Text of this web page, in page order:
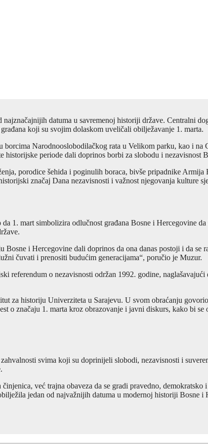
datuma u savremenoj historiji države. Centralni
koji su svojim dolaskom uveličali obilježavanje 1. marta.
borcima Narodnooslobodilačkog rata u Velikom parku, kao i
periode dali doprinos borbi za slobodu i nezavisnost
porodice šehida i poginulih boraca, bivše pripadnike
značaj Dana nezavisnosti i važnost njegovanja kulture
1. mart simbolizira odlučnost građana Bosne i Hercegovine
Bosne i Hercegovine dali doprinos da ona danas postoji i da
čuvati i prenositi budućim generacijama“, poručio je Muzur.
o nezavisnosti održan 1992. godine,
za historiju Univerziteta u Sarajevu. U svom obraćanju
o značaju 1. marta kroz obrazovanje i javni diskurs, kako bi
svima koji su doprinijeli slobodi, nezavisnosti i
već trajna obaveza da se gradi pravedno,
jedan od najvažnijih datuma u modernoj historiji Bosne i